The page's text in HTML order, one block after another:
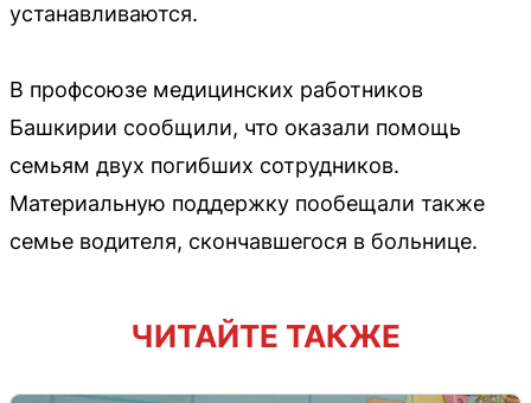
устанавливаются.
В профсоюзе медицинских работников
Башкирии сообщили, что оказали помощь
семьям двух погибших сотрудников.
Материальную поддержку пообещали также
семье водителя, скончавшегося в больнице.
ЧИТАЙТЕ ТАКЖЕ